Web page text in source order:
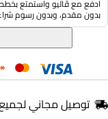
بدون مقدم، وبدون رسوم شراء،
توصيل مجاني